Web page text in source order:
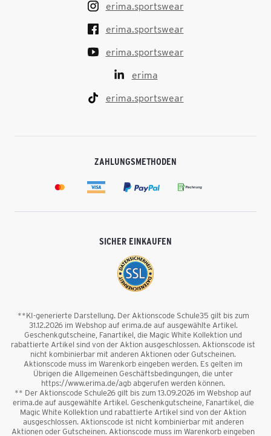
erima.sportswear
erima.sportswear
erima.sportswear
erima
erima.sportswear
ZAHLUNGSMETHODEN
SICHER EINKAUFEN
**KI-generierte Darstellung. Der Aktionscode Schule35 gilt bis zum
31.12.2026 im Webshop auf erima.de auf ausgewählte Artikel.
Geschenkgutscheine, Fanartikel, die Magic White Kollektion und
rabattierte Artikel sind von der Aktion ausgeschlossen. Aktionscode ist
nicht kombinierbar mit anderen Aktionen oder Gutscheinen.
Aktionscode muss im Warenkorb eingeben werden. Es gelten im
Übrigen die Allgemeinen Geschäftsbedingungen, die unter
https://www.erima.de/agb abgerufen werden können.
** Der Aktionscode Schule26 gilt bis zum 13.09.2026 im Webshop auf
erima.de auf ausgewählte Artikel. Geschenkgutscheine, Fanartikel, die
Magic White Kollektion und rabattierte Artikel sind von der Aktion
ausgeschlossen. Aktionscode ist nicht kombinierbar mit anderen
Aktionen oder Gutscheinen. Aktionscode muss im Warenkorb eingeben